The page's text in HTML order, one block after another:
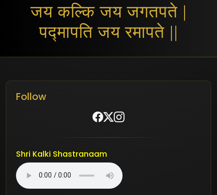
जय कल्कि जय जगतपते |
पद्मापति जय रमापते ||
Follow
Shri Kalki Shastranaam